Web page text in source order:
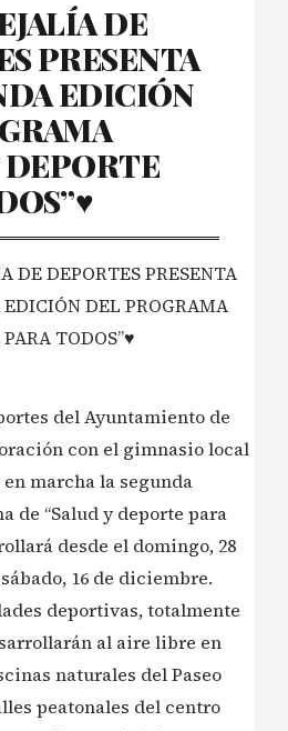
DE
PRESENTA
EDICIÓN
DEPORTE
DE DEPORTES PRESENTA
D​​EL PROGRAMA
TODOS”♥️
del Ayuntamiento de
con ​​​el gimnasio local
marcha la segunda
de “Salud y deporte para
desde​​ el domingo, 28
16 de diciembre.
deportivas, totalmente
al aire libre en
naturales del Paseo
peatonales del centro